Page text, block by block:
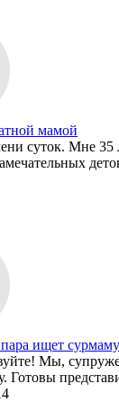
мамой
суток. Мне 35
ищет сурмаму
Мы,
Готовы